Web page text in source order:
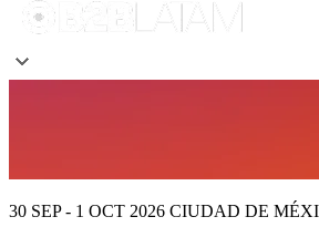
30 SEP - 1 OCT 2026 CIUDAD DE